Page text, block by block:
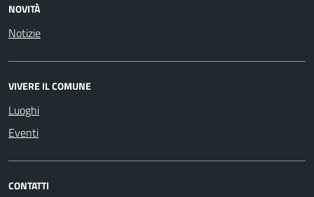
NOVITÀ
Notizie
VIVERE IL COMUNE
Luoghi
Eventi
CONTATTI